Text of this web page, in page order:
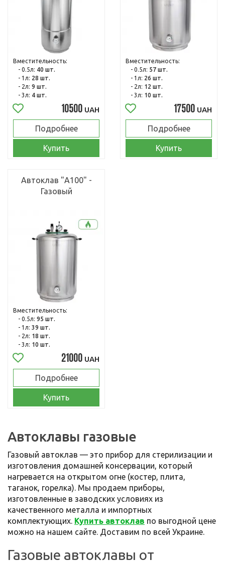
Вместительность:
- 0.5л: 40 шт.
- 1л: 28 шт.
- 2л: 9 шт.
- 3л: 4 шт.
10500 UAH
Подробнее
Купить
Вместительность:
- 0.5л: 57 шт.
- 1л: 26 шт.
- 2л: 12 шт.
- 3л: 10 шт.
17500 UAH
Подробнее
Купить
Автоклав "А100" -
Газовый
Вместительность:
- 0.5л: 95 шт.
- 1л: 39 шт.
- 2л: 18 шт.
- 3л: 10 шт.
21000 UAH
Подробнее
Купить
Автоклавы газовые
Газовый автоклав — это прибор для стерилизации и
изготовления домашней консервации, который
нагревается на открытом огне (костер, плита,
таганок, горелка). Мы продаем приборы,
изготовленные в заводских условиях из
качественного металла и импортных
комплектующих. Купить автоклав по выгодной цене
можно на нашем сайте. Доставим по всей Украине.
Газовые автоклавы от